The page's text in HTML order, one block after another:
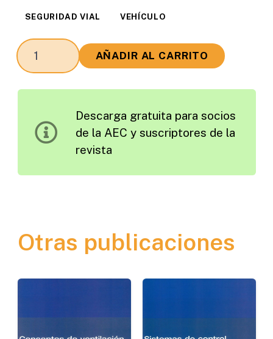
SEGURIDAD VIAL VEHÍCULO
El
Proyecto
para
Autónoma
cantidad
AÑADIR AL CARRITO
Descarga gratuita para socios
de la AEC y suscriptores de la
revista
Otras publicaciones